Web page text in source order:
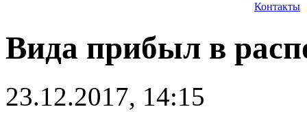
Контакты
Вида прибыл в
23.12.2017, 14:15